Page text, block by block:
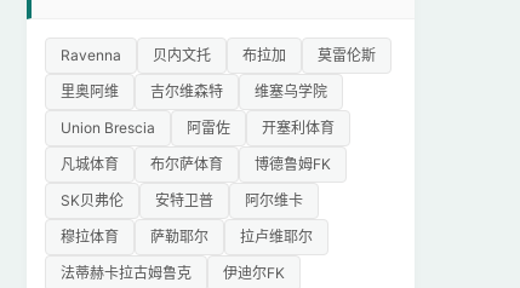
Ravenna 贝内文托 布拉加
莫雷伦斯
里奥阿维
吉尔维森特
维塞乌学院
Union Brescia
阿雷佐
开塞利体育
凡城体育
布尔萨体育
博德鲁姆FK
SK贝弗伦
安特卫普
阿尔维卡
穆拉体育
萨勒耶尔
拉卢维耶尔
法蒂赫卡拉古姆鲁克
伊迪尔FK